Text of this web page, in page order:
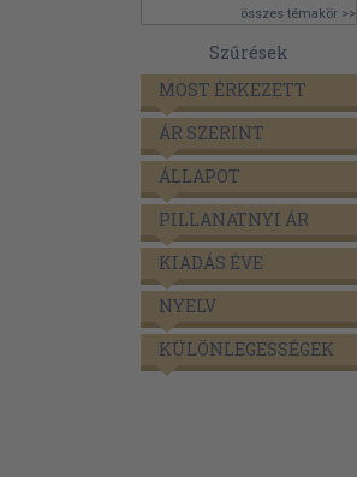
összes témakör >>
Szűrések
MOST ÉRKEZETT
ÁR SZERINT
ÁLLAPOT
PILLANATNYI ÁR
KIADÁS ÉVE
NYELV
KÜLÖNLEGESSÉGEK